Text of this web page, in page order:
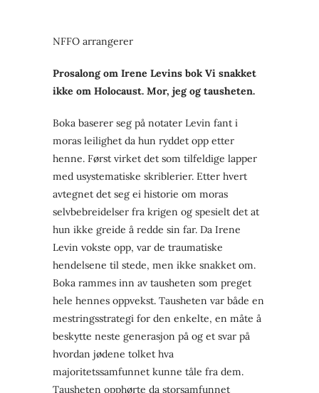
NFFO arrangerer
Prosalong om Irene Levins bok Vi snakket
ikke om Holocaust. Mor, jeg og tausheten.
Boka baserer seg på notater Levin fant i
moras leilighet da hun ryddet opp etter
henne. Først virket det som tilfeldige lapper
med usystematiske skriblerier. Etter hvert
avtegnet det seg ei historie om moras
selvbebreidelser fra krigen og spesielt det at
hun ikke greide å redde sin far. Da Irene
Levin vokste opp, var de traumatiske
hendelsene til stede, men ikke snakket om.
Boka rammes inn av tausheten som preget
hele hennes oppvekst. Tausheten var både en
mestringsstrategi for den enkelte, en måte å
beskytte neste generasjon på og et svar på
hvordan jødene tolket hva
majoritetssamfunnet kunne tåle fra dem.
Tausheten opphørte da storsamfunnet